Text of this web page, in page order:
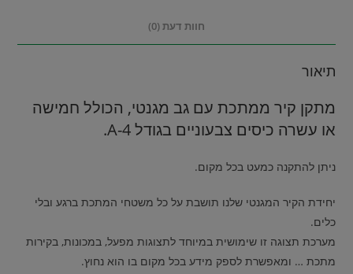
חוות דעת (0)
תיאור
מתקן קיר ממתכת עם גב מגנטי, הכולל חמישה
או עשרה כיסים צבעוניים בגודל A-4.
ניתן להתקנה כמעט בכל מקום.
יחידת הקיר המגנטי שלנו תושבת על כל משטחי המתכת ברגע ובלי
כלים.
מערכת תצוגה זו שימושית במיוחד לתצוגות מפעל, במכונות, בקירות
מתכת … ומאפשרת לספק מידע בכל מקום בו הוא נחוץ.